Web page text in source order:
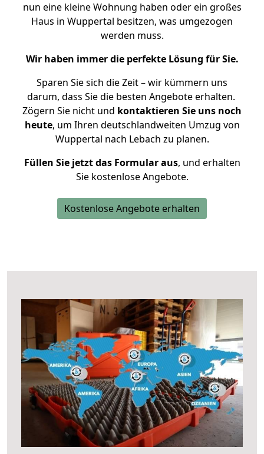
nun eine kleine Wohnung haben oder ein großes
Haus in Wuppertal besitzen, was umgezogen
werden muss.
Wir haben immer die perfekte Lösung für Sie.
Sparen Sie sich die Zeit – wir kümmern uns
darum, dass Sie die besten Angebote erhalten.
Zögern Sie nicht und kontaktieren Sie uns noch
heute, um Ihren deutschlandweiten Umzug von
Wuppertal nach Lebach zu planen.
Füllen Sie jetzt das Formular aus, und erhalten
Sie kostenlose Angebote.
Kostenlose Angebote erhalten